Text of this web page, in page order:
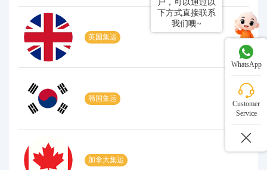
英国集运
韩国集运
加拿大集运
户，可以通过以
下方式直接联系
我们噢~
WhatsApp
Customer
Service